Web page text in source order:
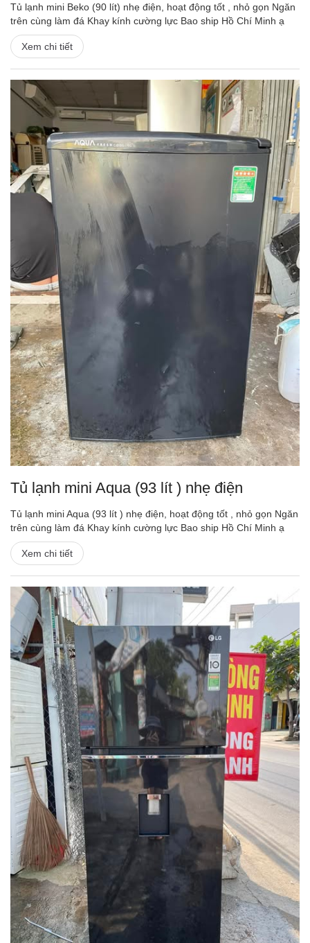
Tủ lạnh mini Beko (90 lít) nhẹ điện, hoạt động tốt , nhỏ gọn Ngăn
trên cùng làm đá Khay kính cường lực Bao ship Hồ Chí Minh ạ
Xem chi tiết
Tủ lạnh mini Aqua (93 lít ) nhẹ điện
Tủ lạnh mini Aqua (93 lít ) nhẹ điện, hoạt động tốt , nhỏ gọn Ngăn
trên cùng làm đá Khay kính cường lực Bao ship Hồ Chí Minh ạ
Xem chi tiết